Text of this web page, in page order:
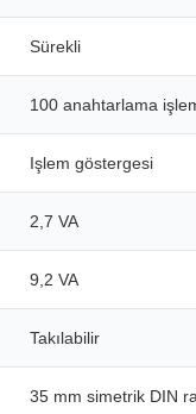
Sürekli
100 anahtarlama
Işlem göstergesi
2,7 VA
9,2 VA
Takılabilir
35 mm simetrik DIN